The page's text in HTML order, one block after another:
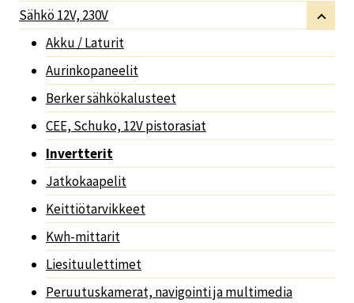
Sähkö 12V, 230V
Akku / Laturit
Aurinkopaneelit
Berker sähkökalusteet
CEE, Schuko, 12V pistorasiat
Invertterit
Jatkokaapelit
Keittiötarvikkeet
Kwh-mittarit
Liesituulettimet
Peruutuskamerat, navigointi ja multimedia